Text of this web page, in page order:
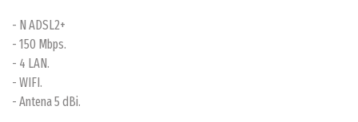
- N ADSL2+
- 150 Mbps.
- 4 LAN.
- WIFI.
- Antena 5 dBi.